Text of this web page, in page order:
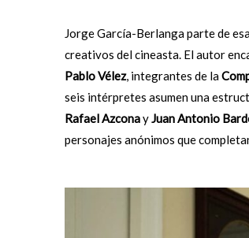
Jorge García-Berlanga parte de
creativos del cineasta. El autor
Pablo Vélez, integrantes de la
seis intérpretes asumen una
Rafael AzconayJuan Antonio
personajes anónimos que